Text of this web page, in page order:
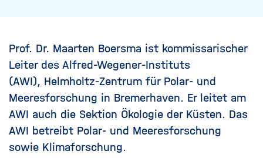
Prof. Dr. Maarten Boersma ist kommissarischer
Leiter des Alfred-Wegener-Instituts
(AWI), Helmholtz-Zentrum für Polar- und
Meeresforschung in Bremerhaven. Er leitet am
AWI auch die Sektion Ökologie der Küsten. Das
AWI betreibt Polar- und Meeresforschung
sowie Klimaforschung.